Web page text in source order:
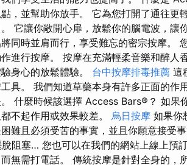
，並幫助你放手。 它為您打開了通往更
它讓你敞開心扉，放鬆你的腦電波，讓
同時並肩而行，享受難忘的密宗按摩。
進行按摩。 按摩在充滿輕柔音樂和醉人
身心的放鬆體驗。 台中按摩排毒推薦 這
具。 我們知道草藥本身有許多正面的作
什麼時候該選擇 Access Bars®？ 如果
不起作用或效果較差。 烏日按摩 如果你
難且必須受苦的事實，並且你願意接受
阻塞… 您也可以在我們的網站上線上預
無需打電話。 傳統按摩是針對全身的，